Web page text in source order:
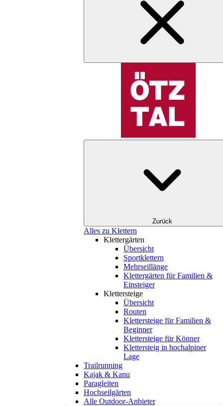
Zurück
Alles zu Klettern
Klettergärten
Übersicht
Sportklettern
Mehrseillänge
Klettergärten für Familien &
Einsteiger
Klettersteige
Übersicht
Routen
Klettersteige für Familien &
Beginner
Klettersteige für Könner
Klettersteig in hochalpiner
Lage
Trailrunning
Kajak & Kanu
Paragleiten
Hochseilgärten
Alle Outdoor-Anbieter